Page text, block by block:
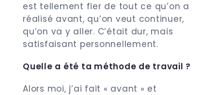
est tellement fier de tout ce qu’on a
réalisé avant, qu’on veut continuer,
qu’on va y aller. C’était dur, mais
satisfaisant personnellement.
Quelle a été ta méthode de travail ?
Alors moi, j’ai fait « avant » et